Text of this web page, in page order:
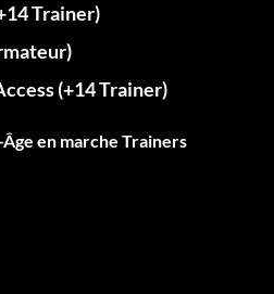
Trainer)
(+14 Trainer)
en marche Trainers